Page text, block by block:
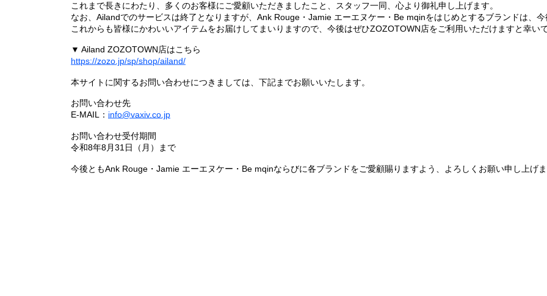
これまで長きにわたり、多くのお客様にご愛顧いただきましたこと、スタッフ一同、心より御礼申し上げます。
なお、Ailandでのサービスは終了となりますが、Ank Rouge・Jamie エーエヌケー・Be mqinをはじめとするブランドは、
これからも皆様にかわいいアイテムをお届けしてまいりますので、今後はぜひZOZOTOWN店をご利用いただけますと幸いで
▼ Ailand ZOZOTOWN店はこちら
https://zozo.jp/sp/shop/ailand/
本サイトに関するお問い合わせにつきましては、下記までお願いいたします。
お問い合わせ先
E-MAIL： info@vaxiv.co.jp
お問い合わせ受付期間
令和8年8月31日（月）まで
今後ともAnk Rouge・Jamie エーエヌケー・Be mqinならびに各ブランドをご愛顧賜りますよう、よろしくお願い申し上げま